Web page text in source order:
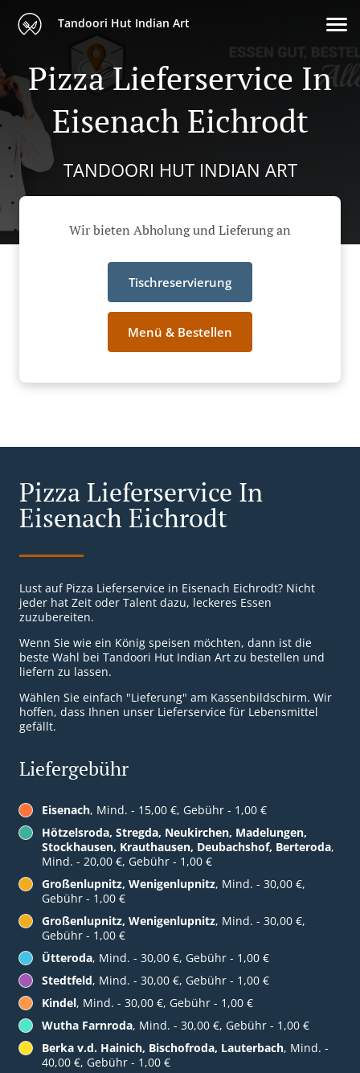
Tandoori Hut Indian Art
Pizza Lieferservice In
Eisenach Eichrodt
TANDOORI HUT INDIAN ART
Wir bieten Abholung und Lieferung an
Tischreservierung
Menü & Bestellen
Pizza Lieferservice In
Eisenach Eichrodt
Lust auf Pizza Lieferservice in Eisenach Eichrodt? Nicht
jeder hat Zeit oder Talent dazu, leckeres Essen
zuzubereiten.
Wenn Sie wie ein König speisen möchten, dann ist die
beste Wahl bei Tandoori Hut Indian Art zu bestellen und
liefern zu lassen.
Wählen Sie einfach "Lieferung" am Kassenbildschirm. Wir
hoffen, dass Ihnen unser Lieferservice für Lebensmittel
gefällt.
Liefergebühr
Eisenach, Mind. - 15,00 €, Gebühr - 1,00 €
Hötzelsroda, Stregda, Neukirchen, Madelungen,
Stockhausen, Krauthausen, Deubachshof, Berteroda,
Mind. - 20,00 €, Gebühr - 1,00 €
Großenlupnitz, Wenigenlupnitz, Mind. - 30,00 €,
Gebühr - 1,00 €
Großenlupnitz, Wenigenlupnitz, Mind. - 30,00 €,
Gebühr - 1,00 €
Ütteroda, Mind. - 30,00 €, Gebühr - 1,00 €
Stedtfeld, Mind. - 30,00 €, Gebühr - 1,00 €
Kindel, Mind. - 30,00 €, Gebühr - 1,00 €
Wutha Farnroda, Mind. - 30,00 €, Gebühr - 1,00 €
Berka v.d. Hainich, Bischofroda, Lauterbach, Mind. -
40,00 €, Gebühr - 1,00 €